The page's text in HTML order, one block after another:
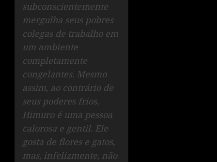
subconscientemente
mergulha seus pobres
colegas de trabalho em
um ambiente
completamente
congelantes. Mesmo
assim, ao contrário de
seus poderes frios,
Himuro é uma pessoa
calorosa e gentil. Ele
gosta de flores e gatos,
mas, infelizmente, não